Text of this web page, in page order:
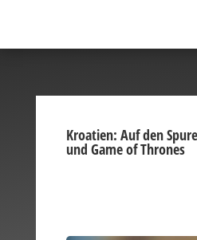
Kroatien: Auf den
und Game of Thrones